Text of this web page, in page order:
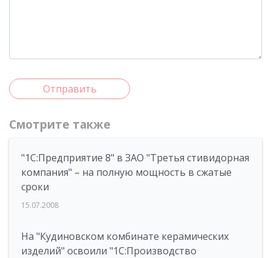
Отправить
Смотрите также
"1С:Предприятие 8" в ЗАО "Третья стивидорная
компания" – на полную мощность в сжатые
сроки
15.07.2008
На "Кудиновском комбинате керамических
изделий" освоили "1С:Производство